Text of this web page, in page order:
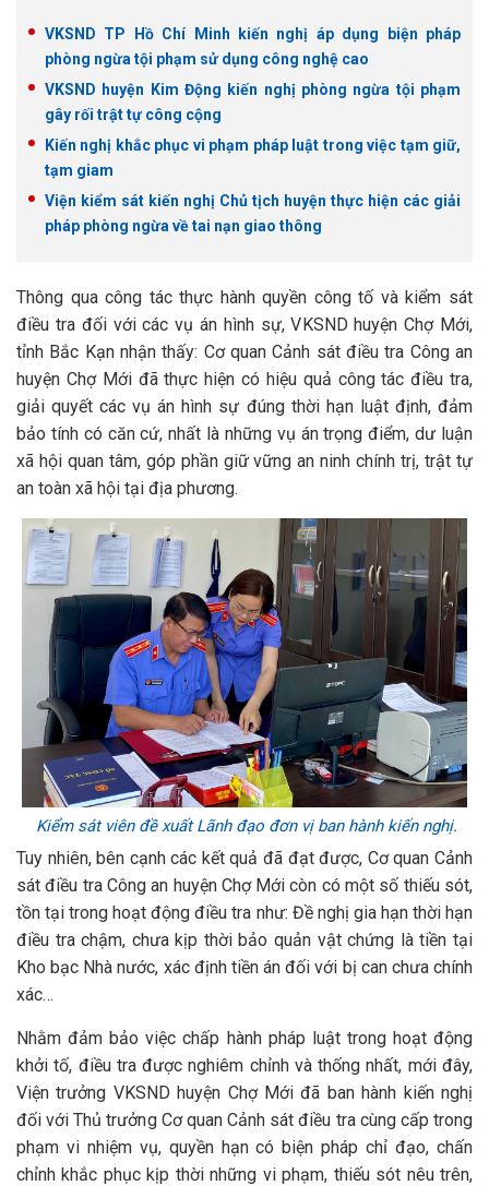
VKSND TP Hồ Chí Minh kiến nghị áp dụng biện pháp
phòng ngừa tội phạm sử dụng công nghệ cao
VKSND huyện Kim Động kiến nghị phòng ngừa tội phạm
gây rối trật tự công cộng
Kiến nghị khắc phục vi phạm pháp luật trong việc tạm giữ,
tạm giam
Viện kiểm sát kiến nghị Chủ tịch huyện thực hiện các giải
pháp phòng ngừa về tai nạn giao thông
Thông qua công tác thực hành quyền công tố và kiểm sát
điều tra đối với các vụ án hình sự, VKSND huyện Chợ Mới,
tỉnh Bắc Kạn nhận thấy: Cơ quan Cảnh sát điều tra Công an
huyện Chợ Mới đã thực hiện có hiệu quả công tác điều tra,
giải quyết các vụ án hình sự đúng thời hạn luật định, đảm
bảo tính có căn cứ, nhất là những vụ án trọng điểm, dư luận
xã hội quan tâm, góp phần giữ vững an ninh chính trị, trật tự
an toàn xã hội tại địa phương.
Kiểm sát viên đề xuất Lãnh đạo đơn vị ban hành kiến nghị.
Tuy nhiên, bên cạnh các kết quả đã đạt được, Cơ quan Cảnh
sát điều tra Công an huyện Chợ Mới còn có một số thiếu sót,
tồn tại trong hoạt động điều tra như: Đề nghị gia hạn thời hạn
điều tra chậm, chưa kịp thời bảo quản vật chứng là tiền tại
Kho bạc Nhà nước, xác định tiền án đối với bị can chưa chính
xác…
Nhằm đảm bảo việc chấp hành pháp luật trong hoạt động
khởi tố, điều tra được nghiêm chỉnh và thống nhất, mới đây,
Viện trưởng VKSND huyện Chợ Mới đã ban hành kiến nghị
đối với Thủ trưởng Cơ quan Cảnh sát điều tra cùng cấp trong
phạm vi nhiệm vụ, quyền hạn có biện pháp chỉ đạo, chấn
chỉnh khắc phục kịp thời những vi phạm, thiếu sót nêu trên,